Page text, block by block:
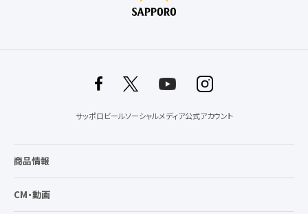
サッポロビールソーシャルメディア公式アカウント
商品情報
CM・動画